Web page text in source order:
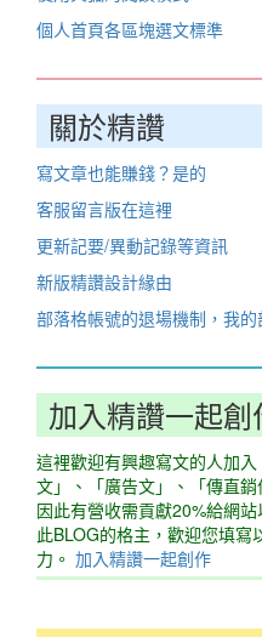
個人首頁各區塊選文標準
關於精讚
寫文章也能賺錢？是的
客服留言版在這裡
更新記要/異動記錄等資訊
新版精讚設計緣由
部落格帳號的退場機制，我
加入精讚一起創
這裡歡迎有興趣寫文的人加
文」、「廣告文」、「傳直
因此有營收需貢獻20%給網
此BLOG的格主，歡迎您填
力。 加入精讚一起創作